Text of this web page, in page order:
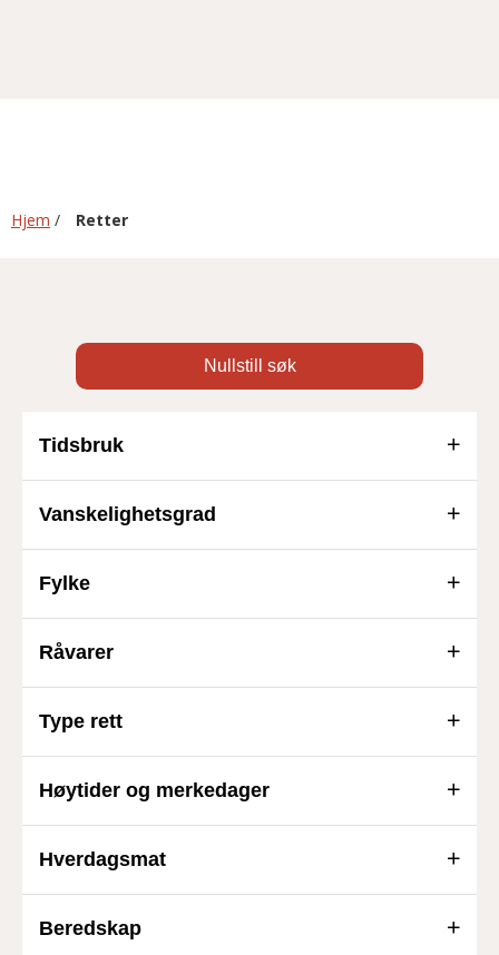
Hjem / Retter
Nullstill søk
Tidsbruk
Vanskelighetsgrad
Fylke
Råvarer
Type rett
Høytider og merkedager
Hverdagsmat
Beredskap